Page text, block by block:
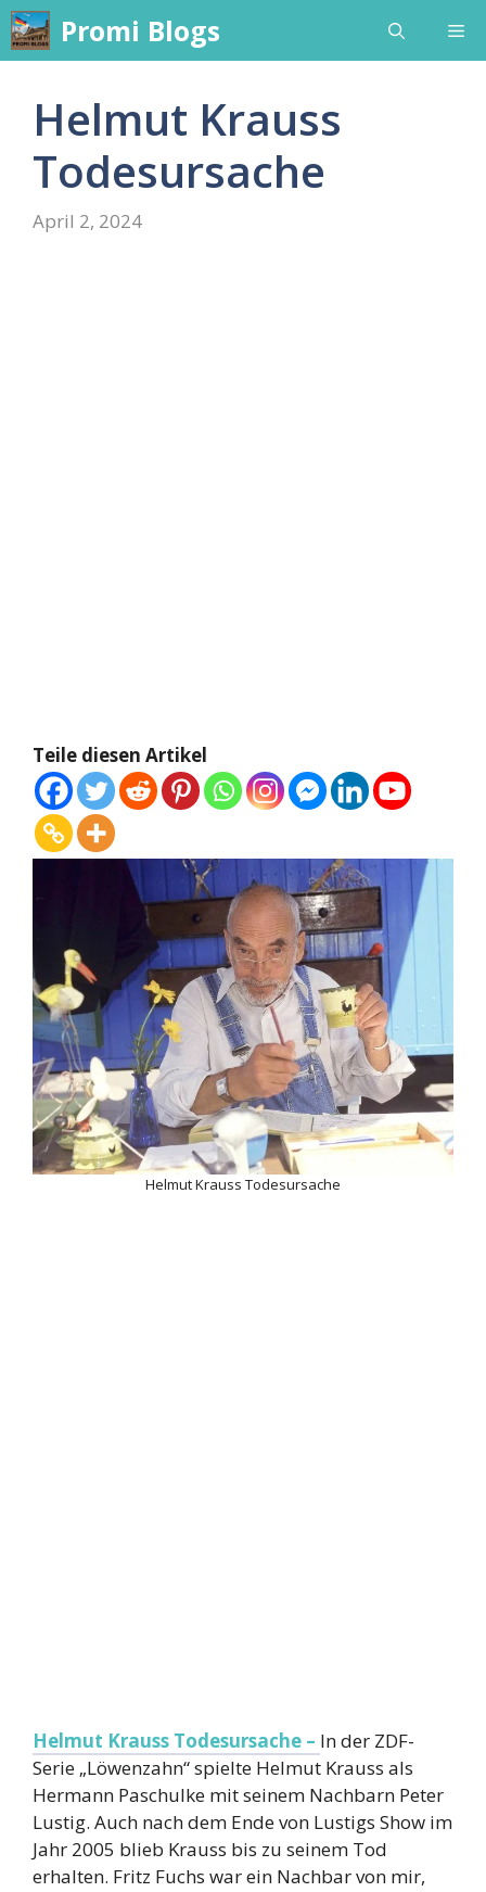
Skip
to
content
Promi Blogs
Helmut Krauss
Todesursache
April 2, 2024
Teile diesen Artikel
Helmut Krauss Todesursache
Helmut Krauss Todesursache – In der ZDF-
Serie „Löwenzahn“ spielte Helmut Krauss als
Hermann Paschulke mit seinem Nachbarn Peter
Lustig. Auch nach dem Ende von Lustigs Show im
Jahr 2005 blieb Krauss bis zu seinem Tod
erhalten. Fritz Fuchs war ein Nachbar von mir,